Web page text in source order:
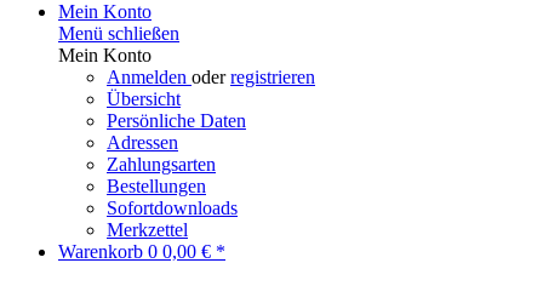
Mein Konto
Menü schließen
Mein Konto
Anmelden oderregistrieren
Übersicht
Persönliche Daten
Adressen
Zahlungsarten
Bestellungen
Sofortdownloads
Merkzettel
Warenkorb 0 0,00 € *